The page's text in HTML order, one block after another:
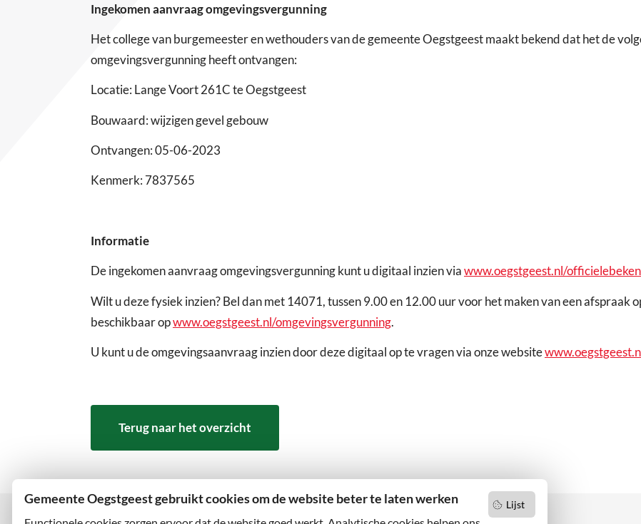
Lijst
Gemeente Oegstgeest gebruikt cookies om de website beter te laten werken
Ingekomen aanvraag omgevingsvergunning
Het college van burgemeester en wethouders van de gemeente Oegstgeest maakt bekend dat het de
omgevingsvergunning heeft ontvangen:
Locatie: Lange Voort 261C te Oegstgeest
Bouwaard: wijzigen gevel gebouw
Ontvangen: 05-06-2023
Kenmerk: 7837565
Informatie
De ingekomen aanvraag omgevingsvergunning kunt u digitaal inzien viawww.oegstgeest.nl/
Wilt u deze fysiek inzien? Bel dan met 14071, tussen 9.00 en 12.00 uur voor het maken van een afspraak
beschikbaar opwww.oegstgeest.nl/omgevingsvergunning.
U kunt u de omgevingsaanvraag inzien door deze digitaal op te vragen via onze website
Terug naar het overzicht